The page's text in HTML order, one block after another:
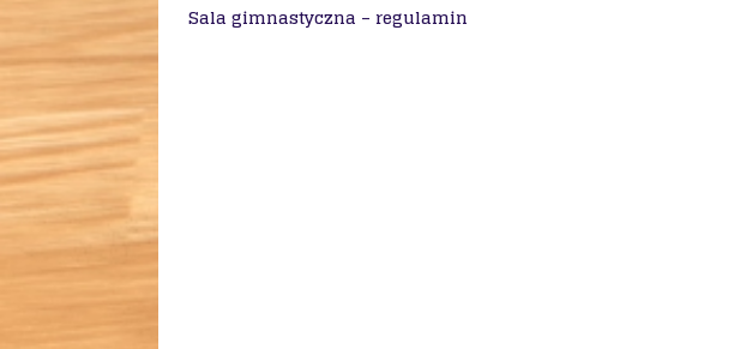
Sala gimnastyczna – regulamin